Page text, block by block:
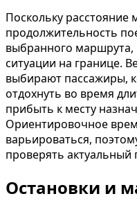
Поскольку расстояние
продолжительность
выбранного маршрута,
ситуации на границе.
выбирают пассажиры,
отдохнуть во время
прибыть к месту
Ориентировочное
варьироваться,
проверять актуальный
Остановки и